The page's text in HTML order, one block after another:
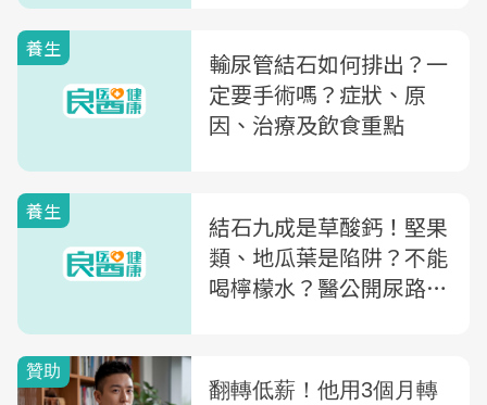
養生
輸尿管結石如何排出？一
定要手術嗎？症狀、原
因、治療及飲食重點
養生
結石九成是草酸鈣！堅果
類、地瓜葉是陷阱？不能
喝檸檬水？醫公開尿路結